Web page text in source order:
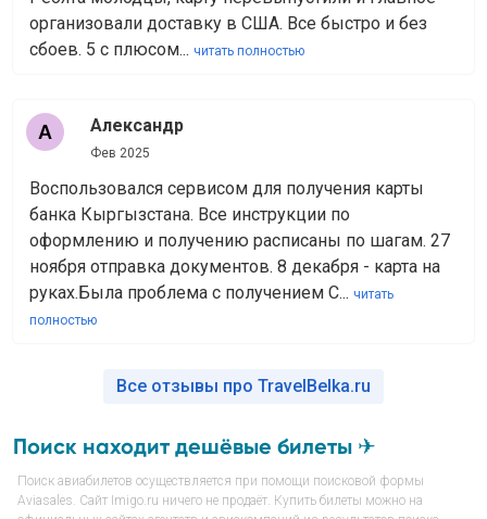
организовали доставку в США. Все быстро и без
сбоев. 5 с плюсом... читать полностью
Александр
Фев 2025
Воспользовался сервисом для получения карты
банка Кыргызстана. Все инструкции по
оформлению и получению расписаны по шагам. 27
ноября отправка документов. 8 декабря - карта на
руках.Была проблема с получением C... читать
полностью
Все отзывы про TravelBelka.ru
Поиск находит дешёвые билеты ✈
Поиск авиабилетов осуществляется при помощи поисковой формы
Aviasales. Сайт Imigo.ru ничего не продаёт. Купить билеты можно на